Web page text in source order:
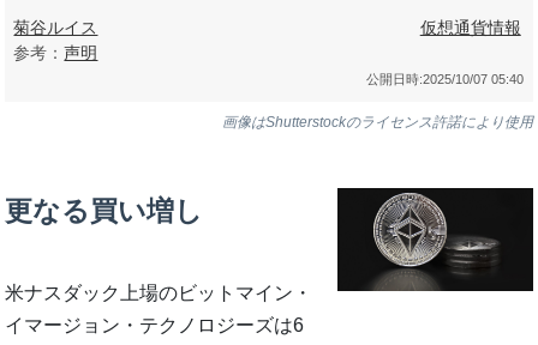
菊谷ルイス
参考：声明
仮想通貨情報
公開日時:2025/10/07 05:40
画像はShutterstockのライセンス許諾により使用
更なる買い増し
米ナスダック上場のビットマイン・
イマージョン・テクノロジーズは6